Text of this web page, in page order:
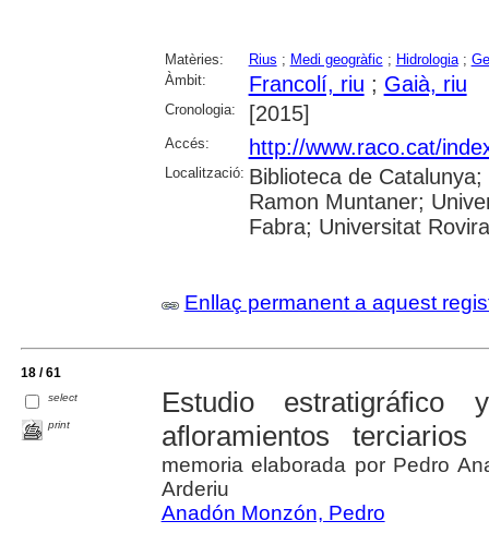
Matèries: Rius ; Medi geogràfic ; Hidrologia;
Àmbit:
Francolí, riu ; Gaià, riu
Cronologia: [2015]
Accés: http://www.raco.cat/
Localització: Biblioteca de
Ramon Muntaner;
Fabra; Universitat
Enllaç permanent a aquest
18 / 61
select
print
Estudio estratigráfico
afloramientos
memoria elaborada por Pedro
Arderiu
Anadón Monzón, Pedro